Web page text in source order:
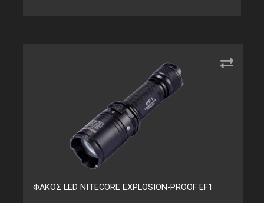
ΦΑΚΟΣ LED NITECORE EXPLOSION-PROOF EF1